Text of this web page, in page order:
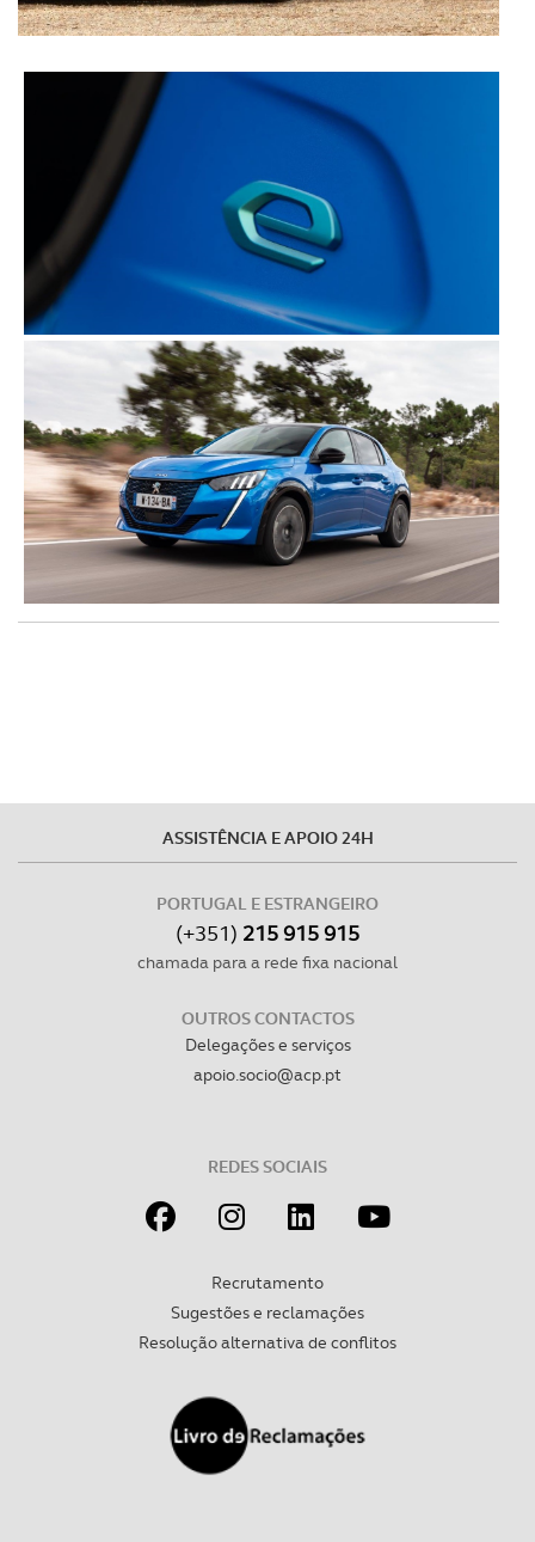
ASSISTÊNCIA E APOIO 24H
PORTUGAL E ESTRANGEIRO
(+351) 215 915 915
chamada para a rede fixa nacional
OUTROS CONTACTOS
Delegações e serviços
apoio.socio@acp.pt
REDES SOCIAIS
Recrutamento
Sugestões e reclamações
Resolução alternativa de conflitos